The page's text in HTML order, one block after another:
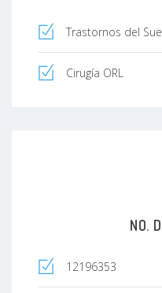
Trastornos del
Cirugía ORL
NO.
12196353